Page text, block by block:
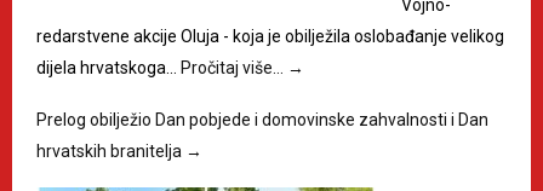
Vojno-
redarstvene akcije Oluja - koja je obilježila oslobađanje velikog
dijela hrvatskoga… Pročitaj više… →
Prelog obilježio Dan pobjede i domovinske zahvalnosti i Dan
hrvatskih branitelja →